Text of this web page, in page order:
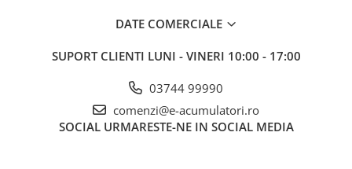
Statii energie portabile
Electrice
Intrerupatoare si prize
Dulapuri pentru cablare
structurata
DATE COMERCIALE
SUPORT CLIENTI LUNI - VINERI 10:00 - 17:00
03744 99990
comenzi@e-acumulatori.ro
SOCIAL URMARESTE-NE IN SOCIAL MEDIA